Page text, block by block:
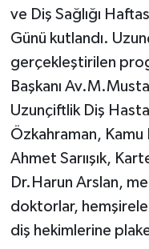
ve Diş Sağlığı
Günü kutlandı.
gerçekleştirilen
Başkanı
Uzunçiftlik Diş
Özkahraman, Kamu
Ahmet Sarıışık,
Dr.Harun Arslan,
doktorlar,
diş hekimlerine